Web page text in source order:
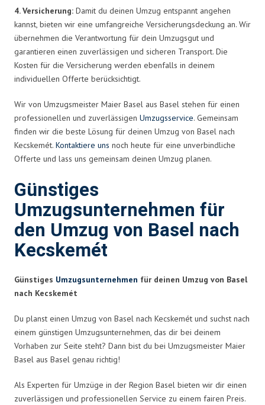
4. Versicherung: Damit du deinen Umzug entspannt angehen
kannst, bieten wir eine umfangreiche Versicherungsdeckung an. Wir
übernehmen die Verantwortung für dein Umzugsgut und
garantieren einen zuverlässigen und sicheren Transport. Die
Kosten für die Versicherung werden ebenfalls in deinem
individuellen Offerte berücksichtigt.
Wir von Umzugsmeister Maier Basel aus Basel stehen für einen
professionellen und zuverlässigen Umzugsservice. Gemeinsam
finden wir die beste Lösung für deinen Umzug von Basel nach
Kecskemét. Kontaktiere uns noch heute für eine unverbindliche
Offerte und lass uns gemeinsam deinen Umzug planen.
Günstiges
Umzugsunternehmen für
den Umzug von Basel nach
Kecskemét
Günstiges Umzugsunternehmen für deinen Umzug von Basel
nach Kecskemét
Du planst einen Umzug von Basel nach Kecskemét und suchst nach
einem günstigen Umzugsunternehmen, das dir bei deinem
Vorhaben zur Seite steht? Dann bist du bei Umzugsmeister Maier
Basel aus Basel genau richtig!
Als Experten für Umzüge in der Region Basel bieten wir dir einen
zuverlässigen und professionellen Service zu einem fairen Preis.